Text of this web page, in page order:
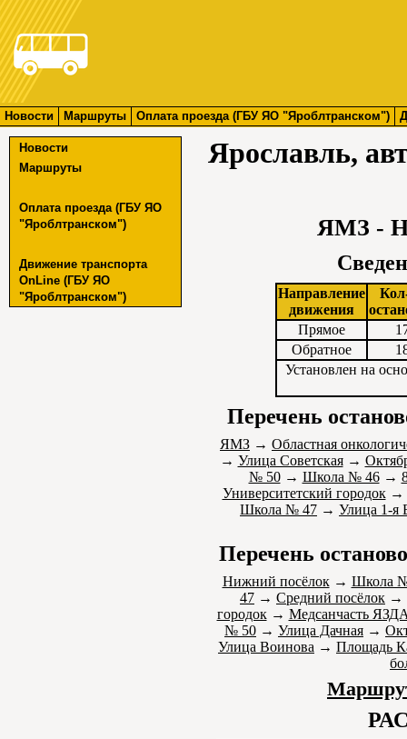
Новости Маршруты Оплата проезда (ГБУ ЯО "Яроблтранском")
Новости
Маршруты
Оплата проезда (ГБУ ЯО
"Яроблтранском")
Движение транспорта
OnLine (ГБУ ЯО
"Яроблтранском")
Ярославль,
ЯМЗ -
Направление
движения
Прямое
Обратное
Установлен на
Перечень
ЯМЗ → Областная
→ Улица Советская→
№ 50→ Школа № 46→
Университетский городок→
Школа № 47 → Улица 1-я
Перечень
Нижний посёлок→ Школа
47 → Средний посёлок →
городок→ Медсанчасть
№ 50 → Улица Дачная →
Улица Воинова → Площадь